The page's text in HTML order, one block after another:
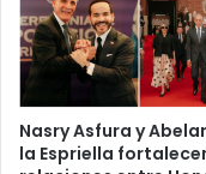
Nasry Asfura y
la Espriella